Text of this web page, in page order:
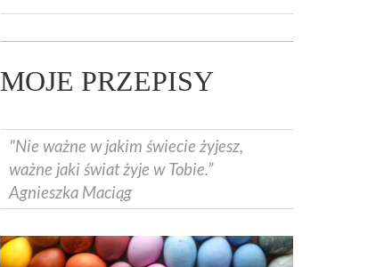
MOJE PRZEPISY
"Nie ważne w jakim świecie żyjesz,
ważne jaki świat żyje w Tobie.”
Agnieszka Maciąg